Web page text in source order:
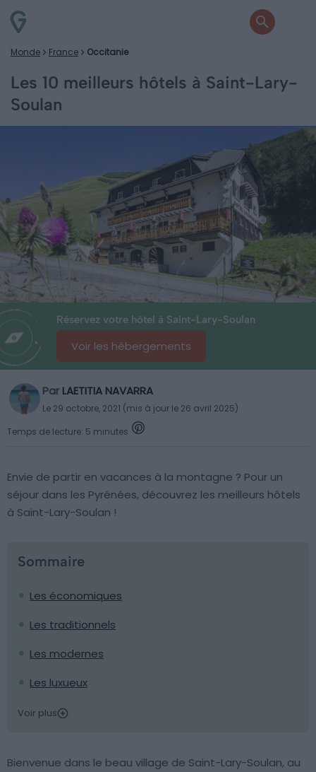
Monde France Occitanie
Les 10 meilleurs hôtels à Saint-Lary-
Soulan
Réservez votre hôtel à Saint-Lary-Soulan
Voir les hébergements
Par LAETITIA NAVARRA
Le 29 octobre, 2021 (mis à jour le 26 avril 2025)
Temps de lecture: 5 minutes
Envie de partir en vacances à la montagne ? Pour un
séjour dans les Pyrénées, découvrez les meilleurs hôtels
à Saint-Lary-Soulan !
Sommaire
Les économiques
Les traditionnels
Les modernes
Les luxueux
Voir plus
Bienvenue dans le beau village de Saint-Lary-Soulan, au